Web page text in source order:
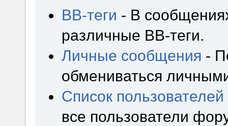
BB-теги - В
различные BB-теги.
Личные сообщения -
обмениваться
Список пользователей
все пользователи